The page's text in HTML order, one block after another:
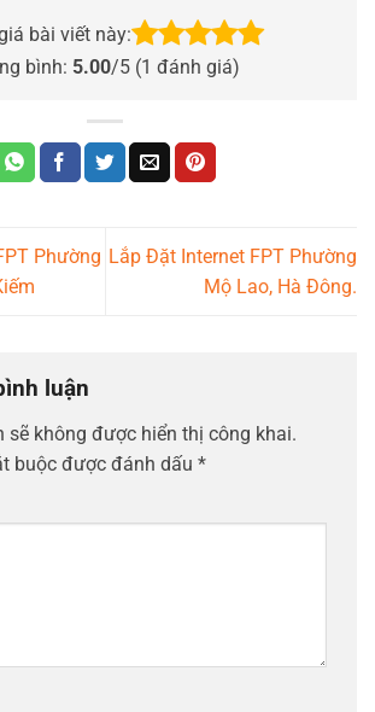
bài viết này:
bình: 5.00/5 (1 đánh giá)
Phường Lắp Đặt Internet FPT Phường
Mộ Lao, Hà Đông.
luận
sẽ không được hiển thị công khai.
buộc được đánh dấu *